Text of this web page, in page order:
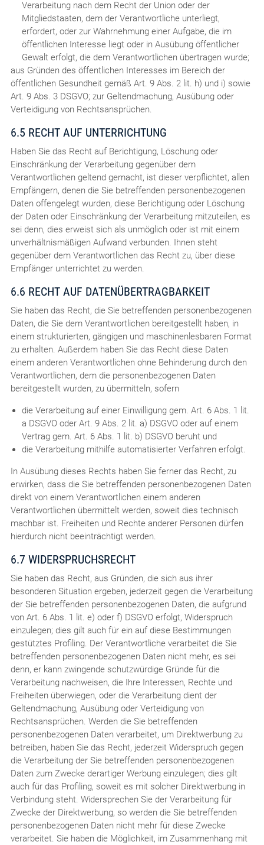
Verarbeitung nach dem Recht der Union oder der
Mitgliedstaaten, dem der Verantwortliche unterliegt,
erfordert, oder zur Wahrnehmung einer Aufgabe, die im
öffentlichen Interesse liegt oder in Ausübung öffentlicher
Gewalt erfolgt, die dem Verantwortlichen übertragen wurde;
aus Gründen des öffentlichen Interesses im Bereich der
öffentlichen Gesundheit gemäß Art. 9 Abs. 2 lit. h) und i) sowie
Art. 9 Abs. 3 DSGVO; zur Geltendmachung, Ausübung oder
Verteidigung von Rechtsansprüchen.
6.5 RECHT AUF UNTERRICHTUNG
Haben Sie das Recht auf Berichtigung, Löschung oder
Einschränkung der Verarbeitung gegenüber dem
Verantwortlichen geltend gemacht, ist dieser verpflichtet, allen
Empfängern, denen die Sie betreffenden personenbezogenen
Daten offengelegt wurden, diese Berichtigung oder Löschung
der Daten oder Einschränkung der Verarbeitung mitzuteilen, es
sei denn, dies erweist sich als unmöglich oder ist mit einem
unverhältnismäßigen Aufwand verbunden. Ihnen steht
gegenüber dem Verantwortlichen das Recht zu, über diese
Empfänger unterrichtet zu werden.
6.6 RECHT AUF DATENÜBERTRAGBARKEIT
Sie haben das Recht, die Sie betreffenden personenbezogenen
Daten, die Sie dem Verantwortlichen bereitgestellt haben, in
einem strukturierten, gängigen und maschinenlesbaren Format
zu erhalten. Außerdem haben Sie das Recht diese Daten
einem anderen Verantwortlichen ohne Behinderung durch den
Verantwortlichen, dem die personenbezogenen Daten
bereitgestellt wurden, zu übermitteln, sofern
die Verarbeitung auf einer Einwilligung gem. Art. 6 Abs. 1 lit.
a DSGVO oder Art. 9 Abs. 2 lit. a) DSGVO oder auf einem
Vertrag gem. Art. 6 Abs. 1 lit. b) DSGVO beruht und
die Verarbeitung mithilfe automatisierter Verfahren erfolgt.
In Ausübung dieses Rechts haben Sie ferner das Recht, zu
erwirken, dass die Sie betreffenden personenbezogenen Daten
direkt von einem Verantwortlichen einem anderen
Verantwortlichen übermittelt werden, soweit dies technisch
machbar ist. Freiheiten und Rechte anderer Personen dürfen
hierdurch nicht beeinträchtigt werden.
6.7 WIDERSPRUCHSRECHT
Sie haben das Recht, aus Gründen, die sich aus ihrer
besonderen Situation ergeben, jederzeit gegen die Verarbeitung
der Sie betreffenden personenbezogenen Daten, die aufgrund
von Art. 6 Abs. 1 lit. e) oder f) DSGVO erfolgt, Widerspruch
einzulegen; dies gilt auch für ein auf diese Bestimmungen
gestütztes Profiling. Der Verantwortliche verarbeitet die Sie
betreffenden personenbezogenen Daten nicht mehr, es sei
denn, er kann zwingende schutzwürdige Gründe für die
Verarbeitung nachweisen, die Ihre Interessen, Rechte und
Freiheiten überwiegen, oder die Verarbeitung dient der
Geltendmachung, Ausübung oder Verteidigung von
Rechtsansprüchen. Werden die Sie betreffenden
personenbezogenen Daten verarbeitet, um Direktwerbung zu
betreiben, haben Sie das Recht, jederzeit Widerspruch gegen
die Verarbeitung der Sie betreffenden personenbezogenen
Daten zum Zwecke derartiger Werbung einzulegen; dies gilt
auch für das Profiling, soweit es mit solcher Direktwerbung in
Verbindung steht. Widersprechen Sie der Verarbeitung für
Zwecke der Direktwerbung, so werden die Sie betreffenden
personenbezogenen Daten nicht mehr für diese Zwecke
verarbeitet. Sie haben die Möglichkeit, im Zusammenhang mit